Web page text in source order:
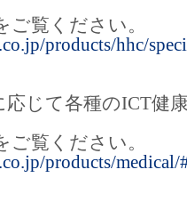
覧ください。
products/hhc/
応じて各種のICT健
覧ください。
products/medical/